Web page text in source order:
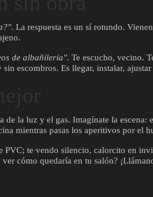
. La respuesta es un sí rotundo.
de albañilería". Te escucho, vecino.
escombros. Es llegar, instalar,
la luz y el gas. Imagínate la escena:
mientras pasas los aperitivos por el
te vendo silencio, calorcito en
cómo quedaría en tu salón?